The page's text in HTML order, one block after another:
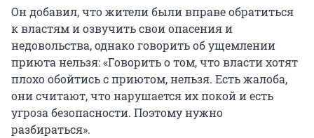
Он добавил, что жители были вправе обратиться
к властям и озвучить свои опасения и
недовольства, однако говорить об ущемлении
приюта нельзя: «Говорить о том, что власти хотят
плохо обойтись с приютом, нельзя. Есть жалоба,
они считают, что нарушается их покой и есть
угроза безопасности. Поэтому нужно
разбираться».